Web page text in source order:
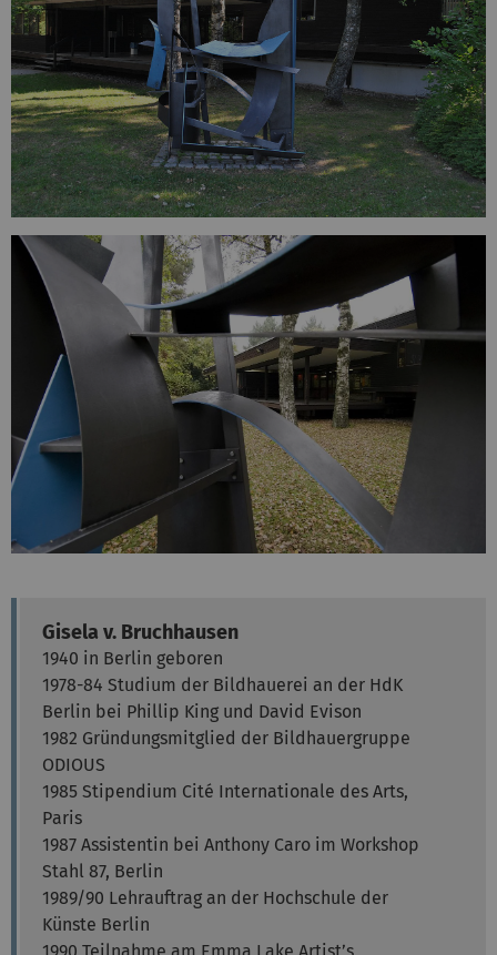
Gisela v. Bruchhausen
1940 in Berlin geboren
1978-84 Studium der Bildhauerei an der HdK
Berlin bei Phillip King und David Evison
1982 Gründungsmitglied der Bildhauergruppe
ODIOUS
1985 Stipendium Cité Internationale des Arts,
Paris
1987 Assistentin bei Anthony Caro im Workshop
Stahl 87, Berlin
1989/90 Lehrauftrag an der Hochschule der
Künste Berlin
1990 Teilnahme am Emma Lake Artist’s